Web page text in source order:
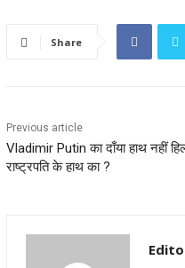
Share
Previous article
Vladimir Putin का दाँया हाथ नहीं
राष्ट्रपति के हाथ का ?